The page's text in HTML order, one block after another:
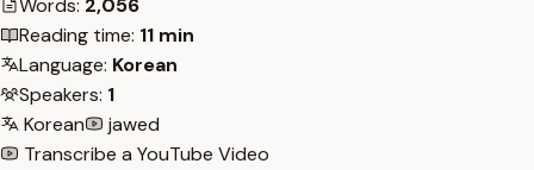
Words: 2,056
Reading time: 11 min
Language: Korean
Speakers: 1
Korean
jawed
Transcribe a YouTube Video